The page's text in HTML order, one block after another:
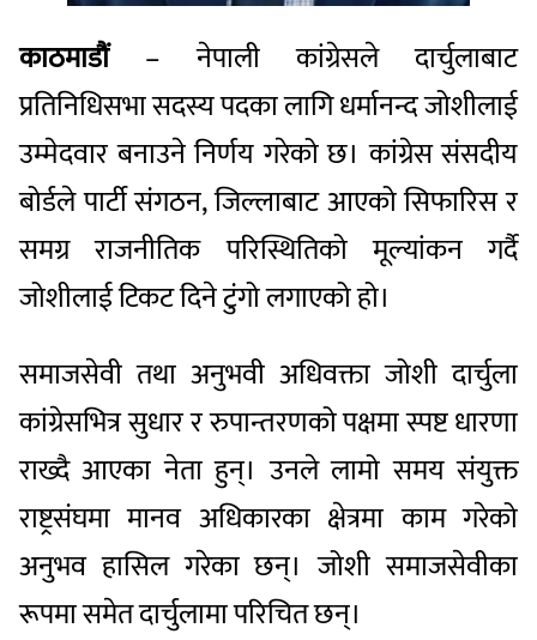
काठमाडौं– नेपाली कांग्रेसले दार्चुलाबाट
प्रतिनिधिसभा सदस्य पदका लागि धर्मानन्द जोशीलाई
उम्मेदवार बनाउने निर्णय गरेको छ। कांग्रेस संसदीय
बोर्डले पार्टी संगठन, जिल्लाबाट आएको सिफारिस र
समग्र राजनीतिक परिस्थितिको मूल्यांकन गर्दै
जोशीलाई टिकट दिने टुंगो लगाएको हो।
समाजसेवी तथा अनुभवी अधिवक्ता जोशी दार्चुला
कांग्रेसभित्र सुधार र रुपान्तरणको पक्षमा स्पष्ट धारणा
राख्दै आएका नेता हुन्। उनले लामो समय संयुक्त
राष्ट्रसंघमा मानव अधिकारका क्षेत्रमा काम गरेको
अनुभव हासिल गरेका छन्। जोशी समाजसेवीका
रूपमा समेत दार्चुलामा परिचित छन्।